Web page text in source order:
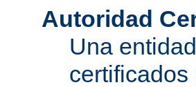
Autoridad
Una